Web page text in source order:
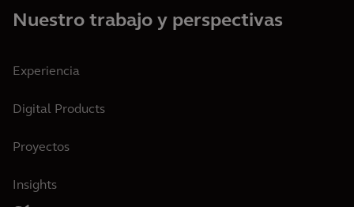
Nuestro trabajo y perspectivas
Experiencia
Digital Products
Proyectos
Insights